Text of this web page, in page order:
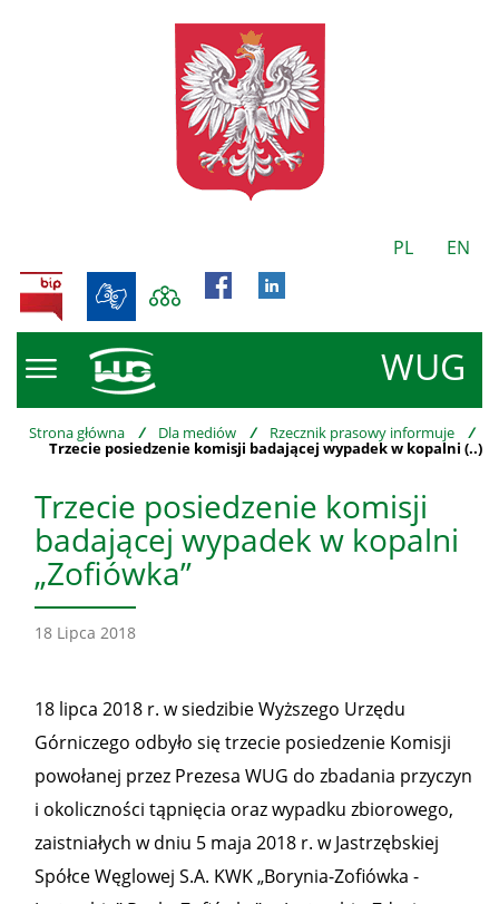
PL EN
WUG
BIP
Strona główna / Dla mediów / Rzecznik prasowy informuje /
Trzecie posiedzenie komisji badającej wypadek w kopalni (..)
Trzecie posiedzenie komisji
badającej wypadek w kopalni
„Zofiówka”
18 Lipca 2018
18 lipca 2018 r. w siedzibie Wyższego Urzędu
Górniczego odbyło się trzecie posiedzenie Komisji
powołanej przez Prezesa WUG do zbadania przyczyn
i okoliczności tąpnięcia oraz wypadku zbiorowego,
zaistniałych w dniu 5 maja 2018 r. w Jastrzębskiej
Spółce Węglowej S.A. KWK „Borynia-Zofiówka -